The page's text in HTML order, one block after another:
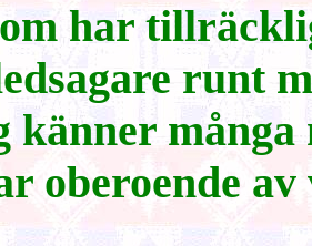
har
runt
känner
oberoende